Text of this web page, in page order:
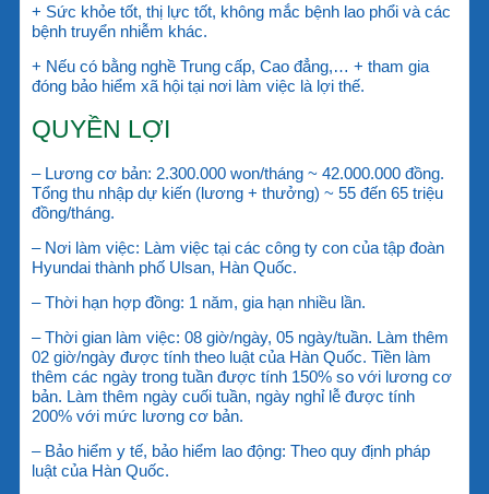
+ Sức khỏe tốt, thị lực tốt, không mắc bệnh lao phổi và các
bệnh truyển nhiễm khác.
+ Nếu có bằng nghề Trung cấp, Cao đẳng,… + tham gia
đóng bảo hiểm xã hội tại nơi làm việc là lợi thế.
QUYỀN LỢI
– Lương cơ bản: 2.300.000 won/tháng ~ 42.000.000 đồng.
Tổng thu nhập dự kiến (lương + thưởng) ~ 55 đến 65 triệu
đồng/tháng.
– Nơi làm việc: Làm việc tại các công ty con của tập đoàn
Hyundai thành phố Ulsan, Hàn Quốc.
– Thời hạn hợp đồng: 1 năm, gia hạn nhiều lần.
– Thời gian làm việc: 08 giờ/ngày, 05 ngày/tuần. Làm thêm
02 giờ/ngày được tính theo luật của Hàn Quốc. Tiền làm
thêm các ngày trong tuần được tính 150% so với lương cơ
bản. Làm thêm ngày cuối tuần, ngày nghỉ lễ được tính
200% với mức lương cơ bản.
– Bảo hiểm y tế, bảo hiểm lao động: Theo quy định pháp
luật của Hàn Quốc.